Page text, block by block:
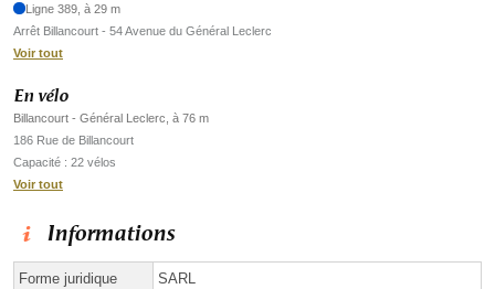
Ligne 389, à 29 m
Arrêt Billancourt - 54 Avenue du Général Leclerc
Voir tout
En vélo
Billancourt - Général Leclerc, à 76 m
186 Rue de Billancourt
Capacité : 22 vélos
Voir tout
Informations
Forme juridique SARL